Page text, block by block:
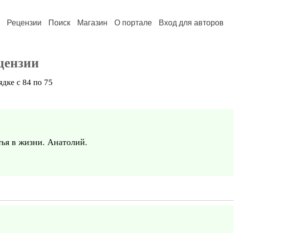
Рецензии Поиск Магазин О портале Вход для авторов
с 84 по 75
в жизни. Анатолий.